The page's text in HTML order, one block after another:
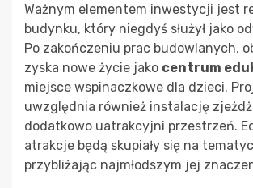
Ważnym elementem inwestycji jest
budynku, który niegdyś służył jako
Po zakończeniu prac budowlanych,
zyska nowe życie jako centrum
miejsce wspinaczkowe dla dzieci.
uwzględnia również instalację
dodatkowo uatrakcyjni przestrzeń.
atrakcje będą skupiały się na
przybliżając najmłodszym jej